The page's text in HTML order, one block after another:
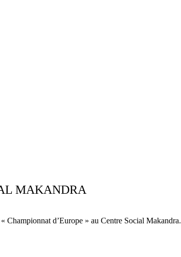
MAKANDRA
Championnat d’Europe » au Centre Social Makandra.